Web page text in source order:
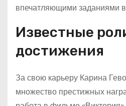
впечатляющими заданиями
Известные
достижения
За свою карьеру Карина
множество престижных